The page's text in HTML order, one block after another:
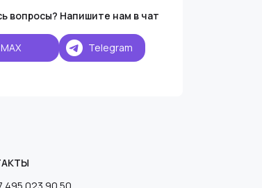
вопросы? Напишите нам в чат
MAX Telegram